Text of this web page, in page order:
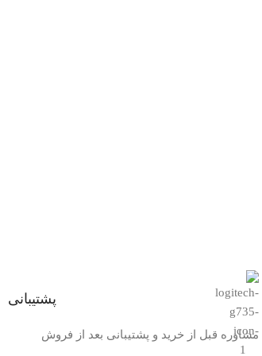
پشتیبانی
مشاوره قبل از خرید و پشتیبانی بعد از فروش